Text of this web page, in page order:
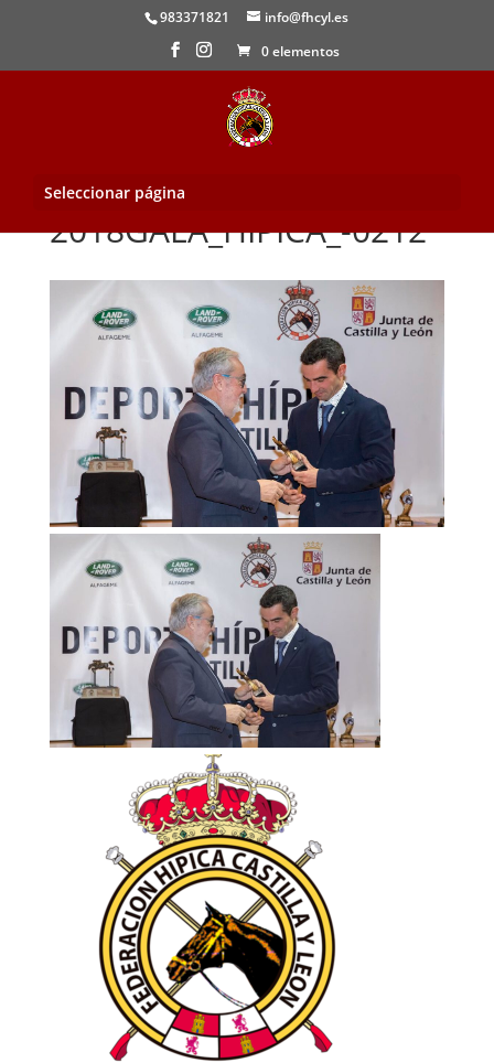
983371821
info@fhcyl.es
0 elementos
Seleccionar página
2018GALA_HIPICA_-0212